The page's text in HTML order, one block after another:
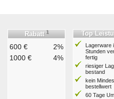
Rabatt 1
600 €
2%
1000 €
4%
Top
Lagerware
Stunden
fertig
riesiger
bestand
kein
bestell­wert
60 Tage